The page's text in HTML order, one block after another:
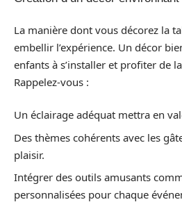
La manière dont vous décorez la
embellir l’expérience. Un décor
enfants à s’installer et profiter de
Rappelez-vous :
Un éclairage adéquat mettra en
Des thèmes cohérents avec les
plaisir.
Intégrer des outils amusants
personnalisées pour chaque